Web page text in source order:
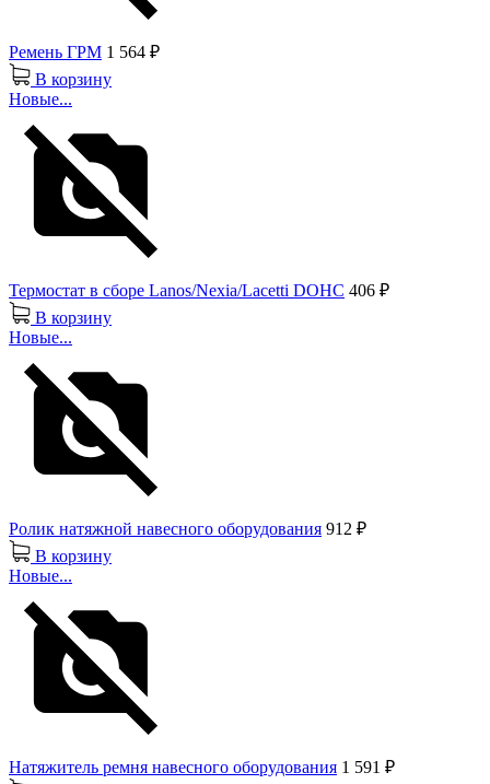
Ремень ГРМ 1 564 ₽
В корзину
Новые...
Термостат в сборе Lanos/Nexia/Lacetti DOHC 406 ₽
В корзину
Новые...
Ролик натяжной навесного оборудования 912 ₽
В корзину
Новые...
Натяжитель ремня навесного оборудования 1 591 ₽